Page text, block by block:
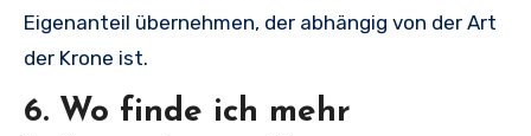
Eigenanteil übernehmen, der abhängig von der Art
der Krone ist.
6. Wo finde ich mehr